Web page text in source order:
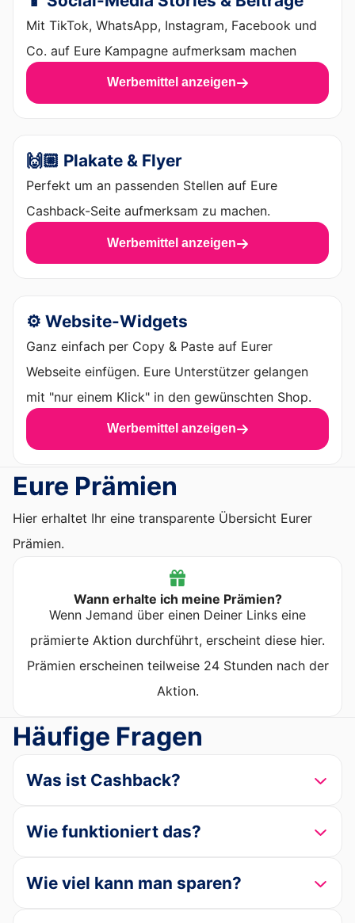
Mit TikTok, WhatsApp, Instagram, Facebook und
Co. auf Eure Kampagne aufmerksam machen
Werbemittel anzeigen
🙌🏼 Plakate & Flyer
Perfekt um an passenden Stellen auf Eure
Cashback-Seite aufmerksam zu machen.
Werbemittel anzeigen
⚙️ Website-Widgets
Ganz einfach per Copy & Paste auf Eurer
Webseite einfügen. Eure Unterstützer gelangen
mit "nur einem Klick" in den gewünschten Shop.
Werbemittel anzeigen
Eure Prämien
Hier erhaltet Ihr eine transparente Übersicht Eurer
Prämien.
Wann erhalte ich meine Prämien?
Wenn Jemand über einen Deiner Links eine
prämierte Aktion durchführt, erscheint diese hier.
Prämien erscheinen teilweise 24 Stunden nach der
Aktion.
Häufige Fragen
Was ist Cashback?
Wie funktioniert das?
Wie viel kann man sparen?